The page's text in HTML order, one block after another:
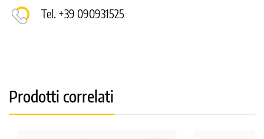
Tel. +39 090931525
Prodotti correlati